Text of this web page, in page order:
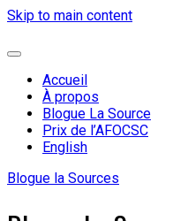
Skip to main content
Accueil
À propos
Blogue La Source
Prix de l’AFOCSC
English
Blogue la Sources